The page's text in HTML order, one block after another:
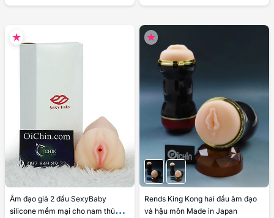
Âm đạo giả 2 đầu SexyBaby
silicone mềm mại cho nam thủ
Rends King Kong hai đầu âm đạo
và hậu môn Made in Japan